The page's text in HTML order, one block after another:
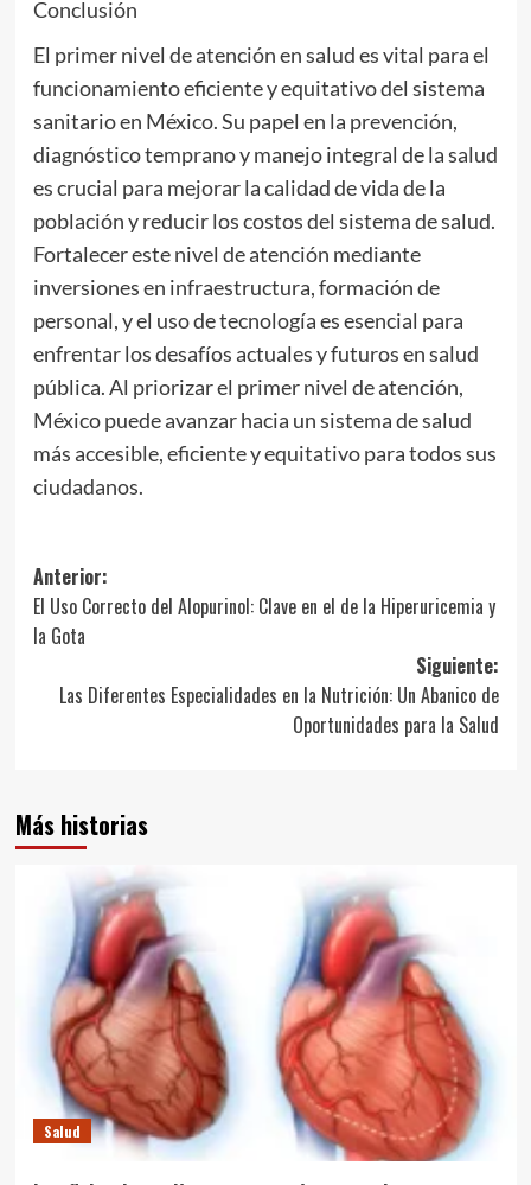
Conclusión
El primer nivel de atención en salud es vital para el
funcionamiento eficiente y equitativo del sistema
sanitario en México. Su papel en la prevención,
diagnóstico temprano y manejo integral de la salud
es crucial para mejorar la calidad de vida de la
población y reducir los costos del sistema de salud.
Fortalecer este nivel de atención mediante
inversiones en infraestructura, formación de
personal, y el uso de tecnología es esencial para
enfrentar los desafíos actuales y futuros en salud
pública. Al priorizar el primer nivel de atención,
México puede avanzar hacia un sistema de salud
más accesible, eficiente y equitativo para todos sus
ciudadanos.
Navegación
de
entradas
Anterior:
El Uso Correcto del Alopurinol: Clave en el de la Hiperuricemia y
la Gota
Siguiente:
Las Diferentes Especialidades en la Nutrición: Un Abanico de
Oportunidades para la Salud
Más historias
Salud